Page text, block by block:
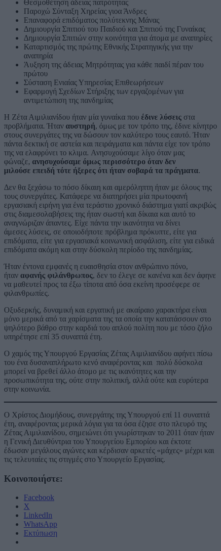
Θεσμοθέτηση άδειας πατρότητας
Παροχώ Σύνταξη Χηρείας γιοα Άνδρες
Επαναφορά επιδόματος πολύτεκνης Μάνας
Δημιουργία Σπιτιού του Παιδιού και Σπιτιού της Γυναίκας
Δημιουργία Σπιτιών στην κοινότητα για άτομα με αναπηρίες
Καταρτισμός της πρώτης Εθνικής Στρατηγικής για την
αναπηρία
Άυξηση της άδειας Μητρότητας για κάθε παιδί πέραν του
πρώτου
Σύσταση Ενιαίας Υπηρεσίας Επιθεωρήσεων
Εφαρμογή Σχεδίων Στήριξης των εργαζομένων για
αντιμετώπιση της πανδημίας
Η Ζέτα Αιμιλιανίδου ήταν μία γυναίκα που έδινε λύσεις στα
προβλήματα. Ήταν αυστηρή, όμως με τον τρόπο της, έδινε κίνητρο
στους συνεργάτες της να δώσουν τον καλύτερο τους εαυτό. Ήταν
πάντα δεκτική σε αστεία και πειράγματα και πάντα είχε τον τρόπο
της να ελαφρύνει το κλιμα. Ανησυχούσαμε λίγο όταν μας
φώναζε, ανησυχούσαμε όμως περισσότερο όταν δεν
μιλούσε επειδή τότε ήξερες ότι ήταν σοβαρά τα πράγματα.
Δεν θα ξεχάσω το πόσο δίκαιη και αμερόληπτη ήταν με όλους της
τους συνεργάτες. Κατάφερε να διατηρήσει μία πρωτοφανή
εργασιακή ειρήνη για ένα τεράστιο χρονικό διάστημα γιατί ακριβώς
στις διαμεσολαβήσεις της ήταν σωστή και δίκαια και αυτό το
αναγνώριζαν άπαντες. Είχε πάντα την ικανότητα να δίνει
άμεσες λύσεις, σε οποιοδήποτε πρόβλημα πρόκυπτε, είτε για
επιδόματα, είτε για εργασιακά κοινωνική ασφάλιση, είτε για ειδικά
επιδόματα ακόμη και στην δύσκολη περίοδο της πανδημίας.
Ήταν έντονα εμφανές η ευαισθησία στον ανθρώπινο πόνο,
ήταν αφανής φιλάνθρωπος, δεν το έλεγε σε κανένα και δεν άφηνε
να μαθευτεί προς τα έξω τίποτα από όσα εκείνη προσέφερε σε
φιλανθρωπίες.
Οξυδερκής, δυναμική και εργατική με ακαίραιο χαρακτήρα είναι
μόνο μερικά από τα χαρίσματα της τα οποία την κατατάσσουν στο
ψηλότερο βάθρο στην καρδιά του απλού πολίτη που με τόσο ζήλο
υπηρέτησε επί 35 συναπτά έτη.
Ο χαμός της Υπουργού Εργασίας Ζέτας Αιμιλιανίδου αφήνει πίσω
του ένα δυσαναπλήρωτο κενό αναφέροντας και πολύ δύσκολα
μπορεί να βρεθεί άλλο άτομο με τις ικανότητες και την
προσωπικότητα της, ούτε στην πολιτική, αλλά ούτε και ευρύτερα
στην κοινωνία.
Ο Χρίστος Διομήδους, συνεργάτης της Υπουργού επί 11 συναπτά
έτη, αναφέροντας μερικά λόγια για τα όσα έζησε στο πλευρό της
Ζέτας Αιμιλιανίδου, σημειώνει ότι γνωρίστηκαν το 2011 όταν ήταν
η Γενική Διευθύντρια του Υπουργείου Εμπορίου και έκτοτε
έδωσαν μεγάλους αγώνες και κέρδισαν αρκετές «μάχες» μέχρι και
τις τελευταίες τις στιγμές στο Υπουργείο Εργασίας.
Κοινοποιήστε:
Facebook
X
LinkedIn
WhatsApp
Εκτύπωση